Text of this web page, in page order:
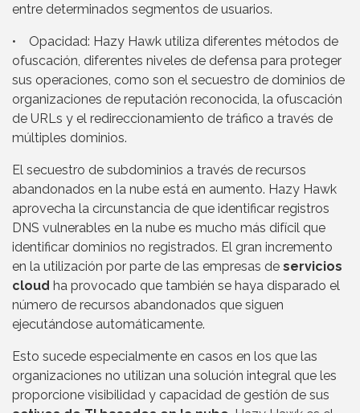
entre determinados segmentos de usuarios.
• Opacidad: Hazy Hawk utiliza diferentes métodos de
ofuscación, diferentes niveles de defensa para proteger
sus operaciones, como son el secuestro de dominios de
organizaciones de reputación reconocida, la ofuscación
de URLs y el redireccionamiento de tráfico a través de
múltiples dominios.
El secuestro de subdominios a través de recursos
abandonados en la nube está en aumento. Hazy Hawk
aprovecha la circunstancia de que identificar registros
DNS vulnerables en la nube es mucho más difícil que
identificar dominios no registrados. El gran incremento
en la utilización por parte de las empresas de servicios
cloud ha provocado que también se haya disparado el
número de recursos abandonados que siguen
ejecutándose automáticamente.
Esto sucede especialmente en casos en los que las
organizaciones no utilizan una solución integral que les
proporcione visibilidad y capacidad de gestión de sus